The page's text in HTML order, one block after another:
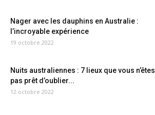
Nager avec les dauphins en Australie :
l’incroyable expérience
19 octobre 2022
Nuits australiennes : 7 lieux que vous n’êtes
pas prêt d’oublier...
12 octobre 2022